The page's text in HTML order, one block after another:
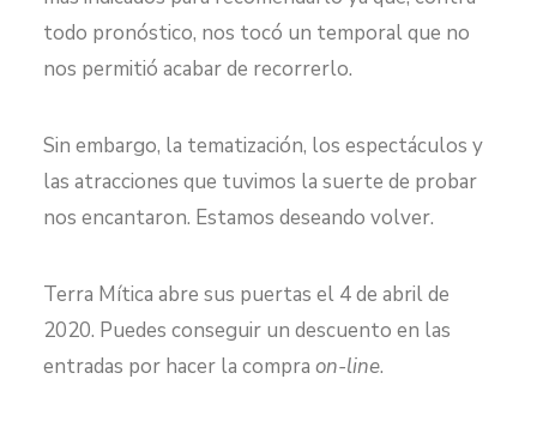
todo pronóstico, nos tocó un temporal que no
nos permitió acabar de recorrerlo.
Sin embargo, la tematización, los espectáculos y
las atracciones que tuvimos la suerte de probar
nos encantaron. Estamos deseando volver.
Terra Mítica abre sus puertas el 4 de abril de
2020. Puedes conseguir un descuento en las
entradas por hacer la compra on-line.